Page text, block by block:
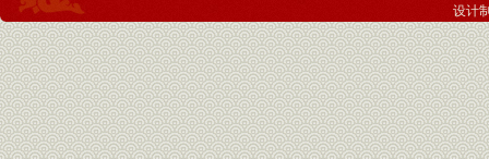
钮。三平足
呈鼎立之
势。腹底镌
三行六字阳
文篆书“大清
设计